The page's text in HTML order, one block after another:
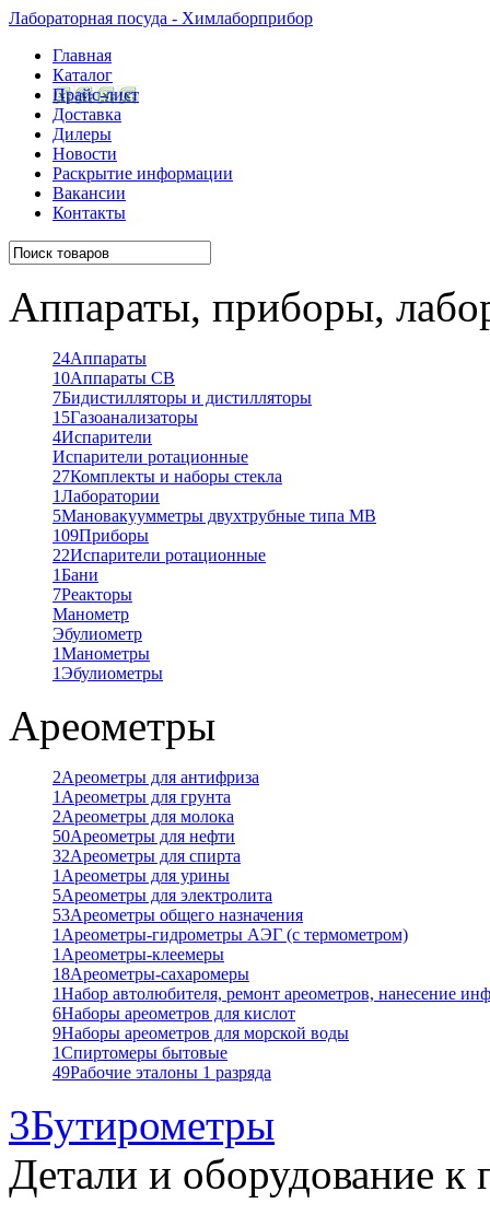
Лабораторная посуда - Химлаборприбор
Главная
Каталог
Прайс-лист
Доставка
Дилеры
Новости
Раскрытие информации
Вакансии
Контакты
Аппараты, приборы,
24Аппараты
10Аппараты СВ
7Бидистилляторы и дистилляторы
15Газоанализаторы
4Испарители
Испарители ротационные
27Комплекты и наборы стекла
1Лаборатории
5Мановакуумметры двухтрубные типа МВ
109Приборы
22Испарители ротационные
1Бани
7Реакторы
Манометр
Эбулиометр
1Манометры
1Эбулиометры
Ареометры
2Ареометры для антифриза
1 Ареометры для грунта
2Ареометры для молока
50Ареометры для нефти
32Ареометры для спирта
1 Ареометры для урины
5Ареометры для электролита
53Ареометры общего назначения
1 Ареометры-гидрометры АЭГ (с термометром)
1 Ареометры-клеемеры
18Ареометры-сахаромеры
1Набор автолюбителя, ремонт ареометров, нанесение
6Наборы ареометров для кислот
9Наборы ареометров для морской воды
1Спиртомеры бытовые
49Рабочие эталоны 1 разряда
3Бутирометры
Детали и оборудование к